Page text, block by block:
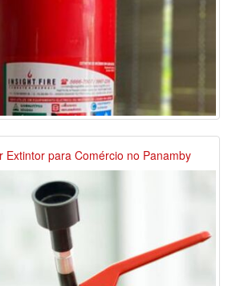
Extintor para Comércio no Panamby